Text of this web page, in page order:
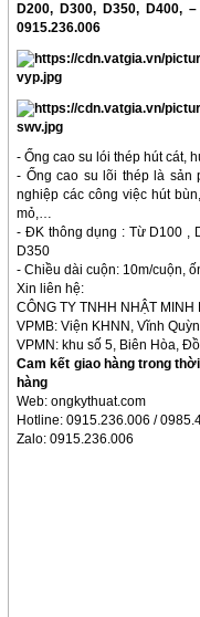
D200, D300, D350, D400,
0915.236.006
- Ống cao su lói thép hút cát,
- Ống cao su lõi thép là sản
nghiệp các công việc hút
mỏ,…
- ĐK thông dụng : Từ D100 ,
D350
- Chiều dài cuộn: 10m/cuộn,
Xin liên hệ:
CÔNG TY TNHH NHẬT MINH
VPMB: Viện KHNN, Vĩnh
VPMN: khu số 5, Biên Hòa,
Cam kết giao hàng trong
hàng
Web: ongkythuat.com
Hotline: 0915.236.006 /
Zalo: 0915.236.006